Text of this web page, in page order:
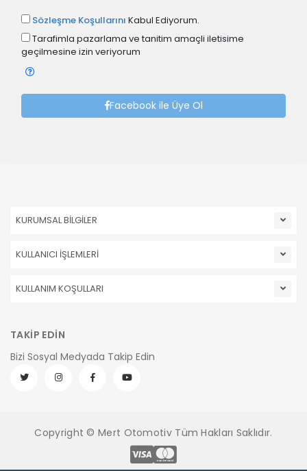
Sözleşme Koşullarını Kabul Ediyorum.
Tarafimla pazarlama ve tanitim amaçli iletisime
geçilmesine izin veriyorum
Facebook ile Üye Ol
KURUMSAL BİLGİLER
KULLANICI İŞLEMLERİ
KULLANIM KOŞULLARI
TAKİP EDİN
Bizi Sosyal Medyada Takip Edin
Copyright © Mert Otomotiv Tüm Hakları Saklıdır.